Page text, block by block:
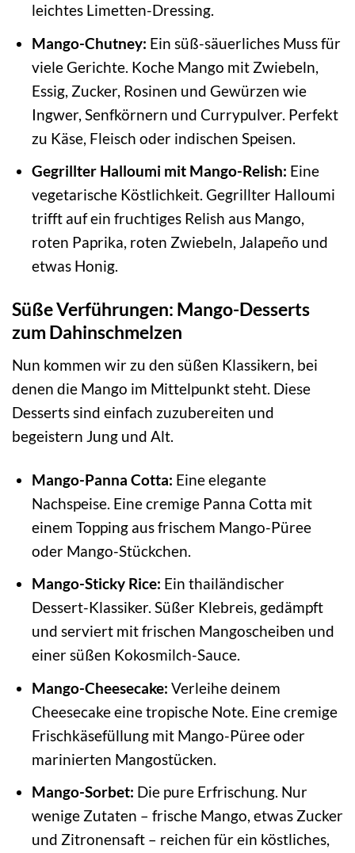
leichtes Limetten-Dressing.
Mango-Chutney: Ein süß-säuerliches Muss für
viele Gerichte. Koche Mango mit Zwiebeln,
Essig, Zucker, Rosinen und Gewürzen wie
Ingwer, Senfkörnern und Currypulver. Perfekt
zu Käse, Fleisch oder indischen Speisen.
Gegrillter Halloumi mit Mango-Relish: Eine
vegetarische Köstlichkeit. Gegrillter Halloumi
trifft auf ein fruchtiges Relish aus Mango,
roten Paprika, roten Zwiebeln, Jalapeño und
etwas Honig.
Süße Verführungen: Mango-Desserts
zum Dahinschmelzen
Nun kommen wir zu den süßen Klassikern, bei
denen die Mango im Mittelpunkt steht. Diese
Desserts sind einfach zuzubereiten und
begeistern Jung und Alt.
Mango-Panna Cotta: Eine elegante
Nachspeise. Eine cremige Panna Cotta mit
einem Topping aus frischem Mango-Püree
oder Mango-Stückchen.
Mango-Sticky Rice: Ein thailändischer
Dessert-Klassiker. Süßer Klebreis, gedämpft
und serviert mit frischen Mangoscheiben und
einer süßen Kokosmilch-Sauce.
Mango-Cheesecake: Verleihe deinem
Cheesecake eine tropische Note. Eine cremige
Frischkäsefüllung mit Mango-Püree oder
marinierten Mangostücken.
Mango-Sorbet: Die pure Erfrischung. Nur
wenige Zutaten – frische Mango, etwas Zucker
und Zitronensaft – reichen für ein köstliches,